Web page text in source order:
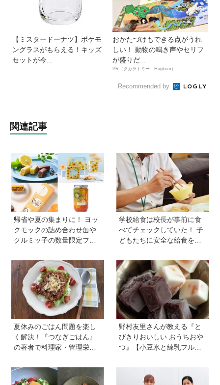
【ミスタードーナツ】ポケモ
ングラスがもらえる！キッズ
セットが今...
おかたづけもできる点がうれ
しい！ 動物の鳴き声やセリフ
が盛りだ...
PR（タカラトミー｜Hugkum）
Recommended by
関連記事
帰省や夏の集まりに！ ヨッ
クモックの詰め合わせ缶や
クルミッ子の数量限定フレ
る「夏の手土産」８選
学校給食は校長が事前に食
べてチェックしていた！ 子
どもたちに安全な給食を届
た「検食」の現場を取材
夏休みのごはん問題を楽し
く解決！『つなぎごはん』
の著者で料理家・管理栄養
る「子どもと一緒に楽しめ
る夏休みレシピ」
野村友里さんが教える『と
びきりおいしい おうちおや
つ』【小豆氷と練乳フルー
り！ 小学生でもお手伝いで